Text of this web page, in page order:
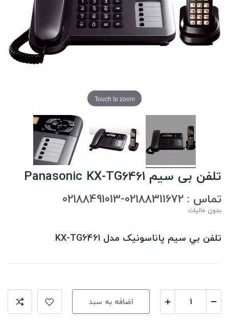
Touch to zoom
تلفن بی سیم Panasonic KX-TG6461
تماس : 02188311672-02188491013
بدون مالیات
تلفن بي سيم پاناسونيک مدل KX-TG6461
اضافه به سبد